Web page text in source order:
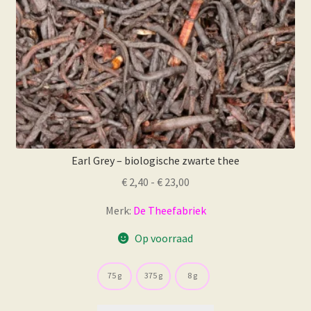
de
productpagina
Earl Grey – biologische zwarte thee
€ 2,40 - € 23,00
tot
€ 23,00
Merk: De Theefabriek
Op voorraad
75 g 375 g 8 g